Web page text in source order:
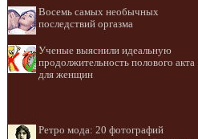
Восемь самых необычных
последствий оргазма
Ученые выяснили идеальную
продолжительность полового акта
для женщин
Ретро мода: 20 фотографий